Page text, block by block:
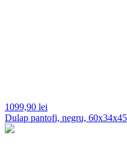
1099,90 lei
Dulap pantofi, negru,